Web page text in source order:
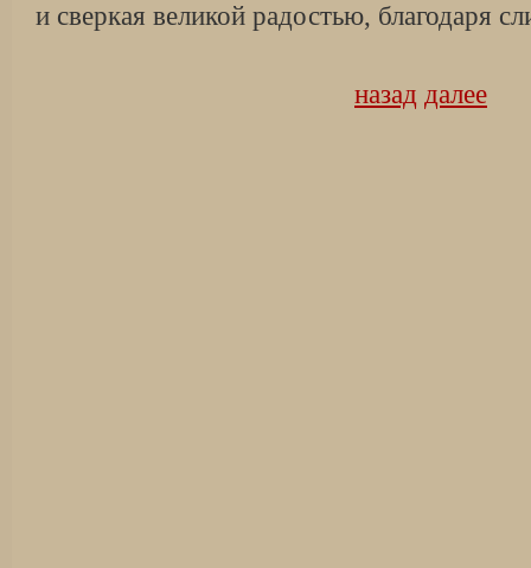
и сверкая великой радостью, благодаря
назад далее